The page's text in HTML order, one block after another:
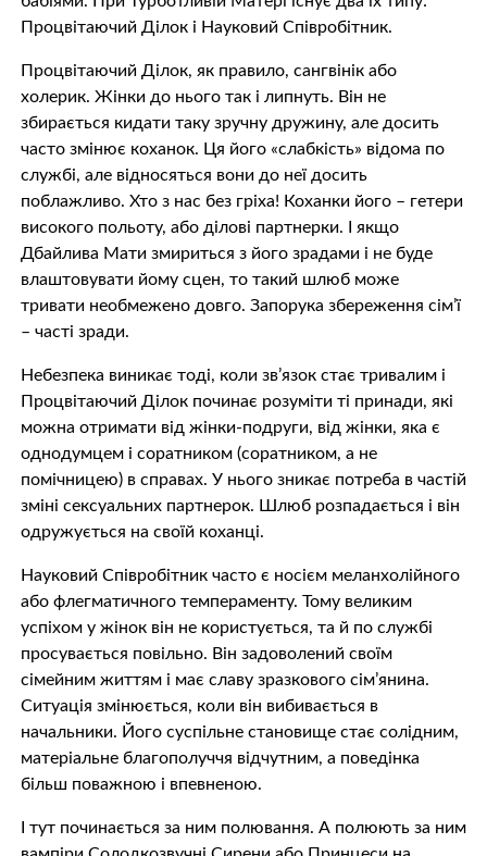
Процвітаючий Ділок і Науковий Співробітник.
Процвітаючий Ділок, як правило, сангвінік або
холерик. Жінки до нього так і липнуть. Він не
збирається кидати таку зручну дружину, але досить
часто змінює коханок. Ця його «слабкість» відома по
службі, але відносяться вони до неї досить
поблажливо. Хто з нас без гріха! Коханки його – гeтeри
високого польоту, або ділові партнерки. І якщо
Дбайлива Мати змириться з його зрадами і не буде
влаштовувати йому сцен, то такий шлюб може
тривати необмежено довго. Запорука збереження сім’ї
– часті зради.
Небезпека виникає тоді, коли зв’язок стає тривалим і
Процвітаючий Ділок починає розуміти ті принади, які
можна отримати від жінки-подруги, від жінки, яка є
однодумцем і соратником (соратником, а не
помічницею) в справах. У нього зникає потреба в частій
зміні сeкcyaльних партнерок. Шлюб розпадається і він
одружується на своїй коханці.
Науковий Співробітник часто є носієм меланхолійного
або флегматичного темпераменту. Тому великим
успіхом у жінок він не користується, та й по службі
просувається повільно. Він задоволений своїм
сімейним життям і має славу зразкового сім’янина.
Ситуація змінюється, коли він вибивається в
начальники. Його суспільне становище стає солідним,
матеріальне благополуччя відчутним, а поведінка
більш поважною і впевненою.
І тут починається за ним полювання. А полюють за ним